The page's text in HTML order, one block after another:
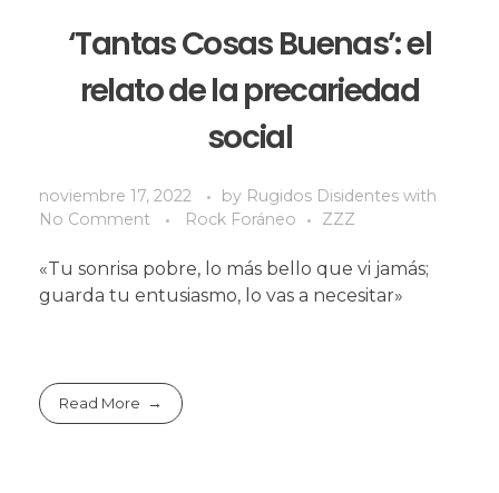
‘Tantas Cosas Buenas’: el
relato de la precariedad
social
noviembre 17, 2022 by Rugidos Disidentes with
No Comment
Rock Foráneo ZZZ
«Tu sonrisa pobre, lo más bello que vi jamás;
guarda tu entusiasmo, lo vas a necesitar»
Read More